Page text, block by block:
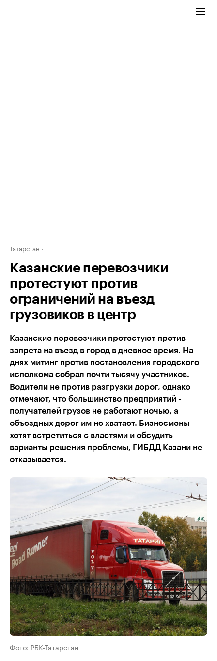
Татарстан
Казанские перевозчики
протестуют против
ограничений на въезд
грузовиков в центр
Казанские перевозчики протестуют против
запрета на въезд в город в дневное время. На
днях митинг против постановления городского
исполкома собрал почти тысячу участников.
Водители не против разгрузки дорог, однако
отмечают, что большинство предприятий -
получателей грузов не работают ночью, а
объездных дорог им не хватает. Бизнесмены
хотят встретиться с властями и обсудить
варианты решения проблемы, ГИБДД Казани не
отказывается.
Фото: РБК-Татарстан